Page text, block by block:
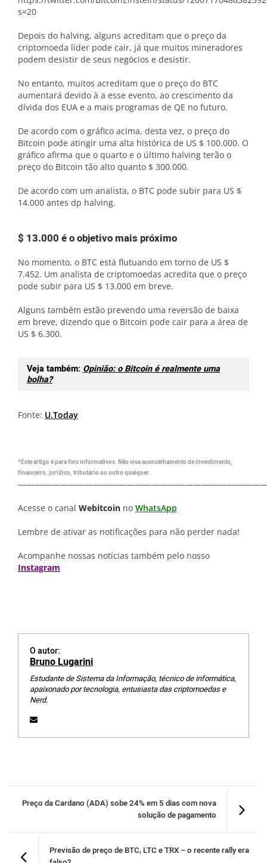
s=20
Depois do halving, alguns acreditam que o preço da
criptomoeda líder pode cair, já que muitos mineradores
podem desistir de seus negócios e desistir.
No entanto, muitos acreditam que o preço do BTC
aumentará devido à a esse evento, ao crescimento da
dívida dos EUA e a mais programas de QE no futuro.
De acordo com o gráfico acima, desta vez, o preço do
Bitcoin pode atingir uma alta histórica de US $ 100.000. O
gráfico afirma que o quarto e o último halving terão o
preço do Bitcoin tão alto quanto $ 300.000.
De acordo com um analista, o BTC pode subir para US $
14.000 antes dp halving.
$ 13.000 é o objetivo mais próximo
No momento, o BTC está flutuando em torno de US $
7.452. Um analista de criptomoedas acredita que o preço
pode subir para US $ 13.000 em breve.
Alguns também estão prevendo uma reversão de baixa
em breve, dizendo que o Bitcoin pode cair para a área de
US $ 6.300.
Veja também: Opinião: o Bitcoin é realmente uma
bolha?
Fonte: U.Today
*Este artigo é para fins informativos. Não visa aconselhamento de investimento,
financeiro, jurídico, tributário ou outro qualquer.
Acesse o canal Webitcoin no WhatsApp
Lembre de ativar as notificações para não perder nada!
Acompanhe nossas notícias também pelo nosso
Instagram
O autor:
Bruno Lugarini
Estudante de Sistema da Informação, técnico de informática,
apaixonado por tecnologia, entusiasta das criptomoedas e
Nerd.
Preço da Cardano (ADA) sobe 24% em 5 dias com nova
solução de pagamento
Previsão de preço de BTC, LTC e TRX – o recente rally era